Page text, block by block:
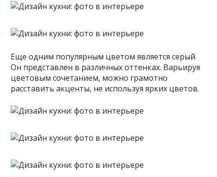
Еще одним популярным цветом является серый.
Он представлен в различных оттенках. Варьируя
цветовым сочетанием, можно грамотно
расставить акценты, не используя ярких цветов.